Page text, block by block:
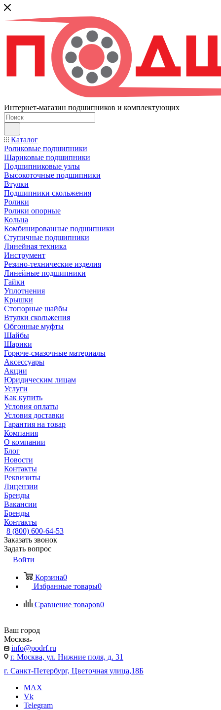
Интернет-магазин подшипников и комплектующих
Каталог
Роликовые подшипники
Шариковые подшипники
Подшипниковые узлы
Высокоточные подшипники
Втулки
Подшипники скольжения
Ролики
Ролики опорные
Кольца
Комбинированные подшипники
Ступичные подшипники
Линейная техника
Инструмент
Резино-технические изделия
Линейные подшипники
Гайки
Уплотнения
Крышки
Стопорные шайбы
Втулки скольжения
Обгонные муфты
Шайбы
Шарики
Горюче-смазочные материалы
Аксессуары
Акции
Юридическим лицам
Услуги
Как купить
Условия оплаты
Условия доставки
Гарантия на товар
Компания
О компании
Блог
Новости
Контакты
Реквизиты
Лицензии
Бренды
Вакансии
Бренды
Контакты
8 (800) 600-64-53
Заказать звонок
Задать вопрос
Войти
Корзина0
Избранные товары0
Сравнение товаров0
Ваш город
Москва
info@podrf.ru
г. Москва, ул. Нижние поля, д. 31
г. Санкт-Петербург, Цветочная улица,18Б
MAX
Vk
Telegram